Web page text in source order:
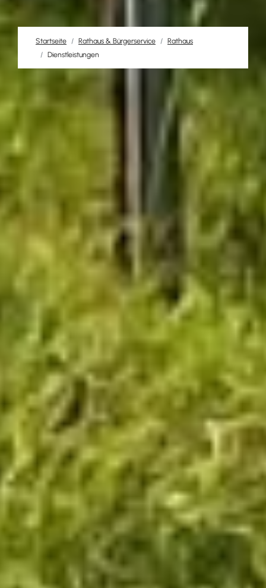
Startseite Rathaus & Bürgerservice
Rathaus
Dienstleistungen